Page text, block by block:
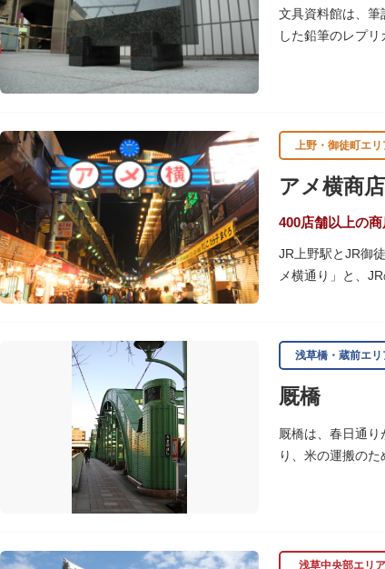
子ども動物園「す
います。
文具資料館は、筆
した鉛筆のレプ
上野・御徒町エリ
アメ横商
400店舗以上の
JR上野駅とJR御
メ横通り」と、
アメ横のはじまり
の復員兵が共同体
当時、JR上野駅
御徒町付近には
浅草橋・蔵前エリ
厩橋
厩橋は、春日通
り、米の運搬の
浅草中央部エリア